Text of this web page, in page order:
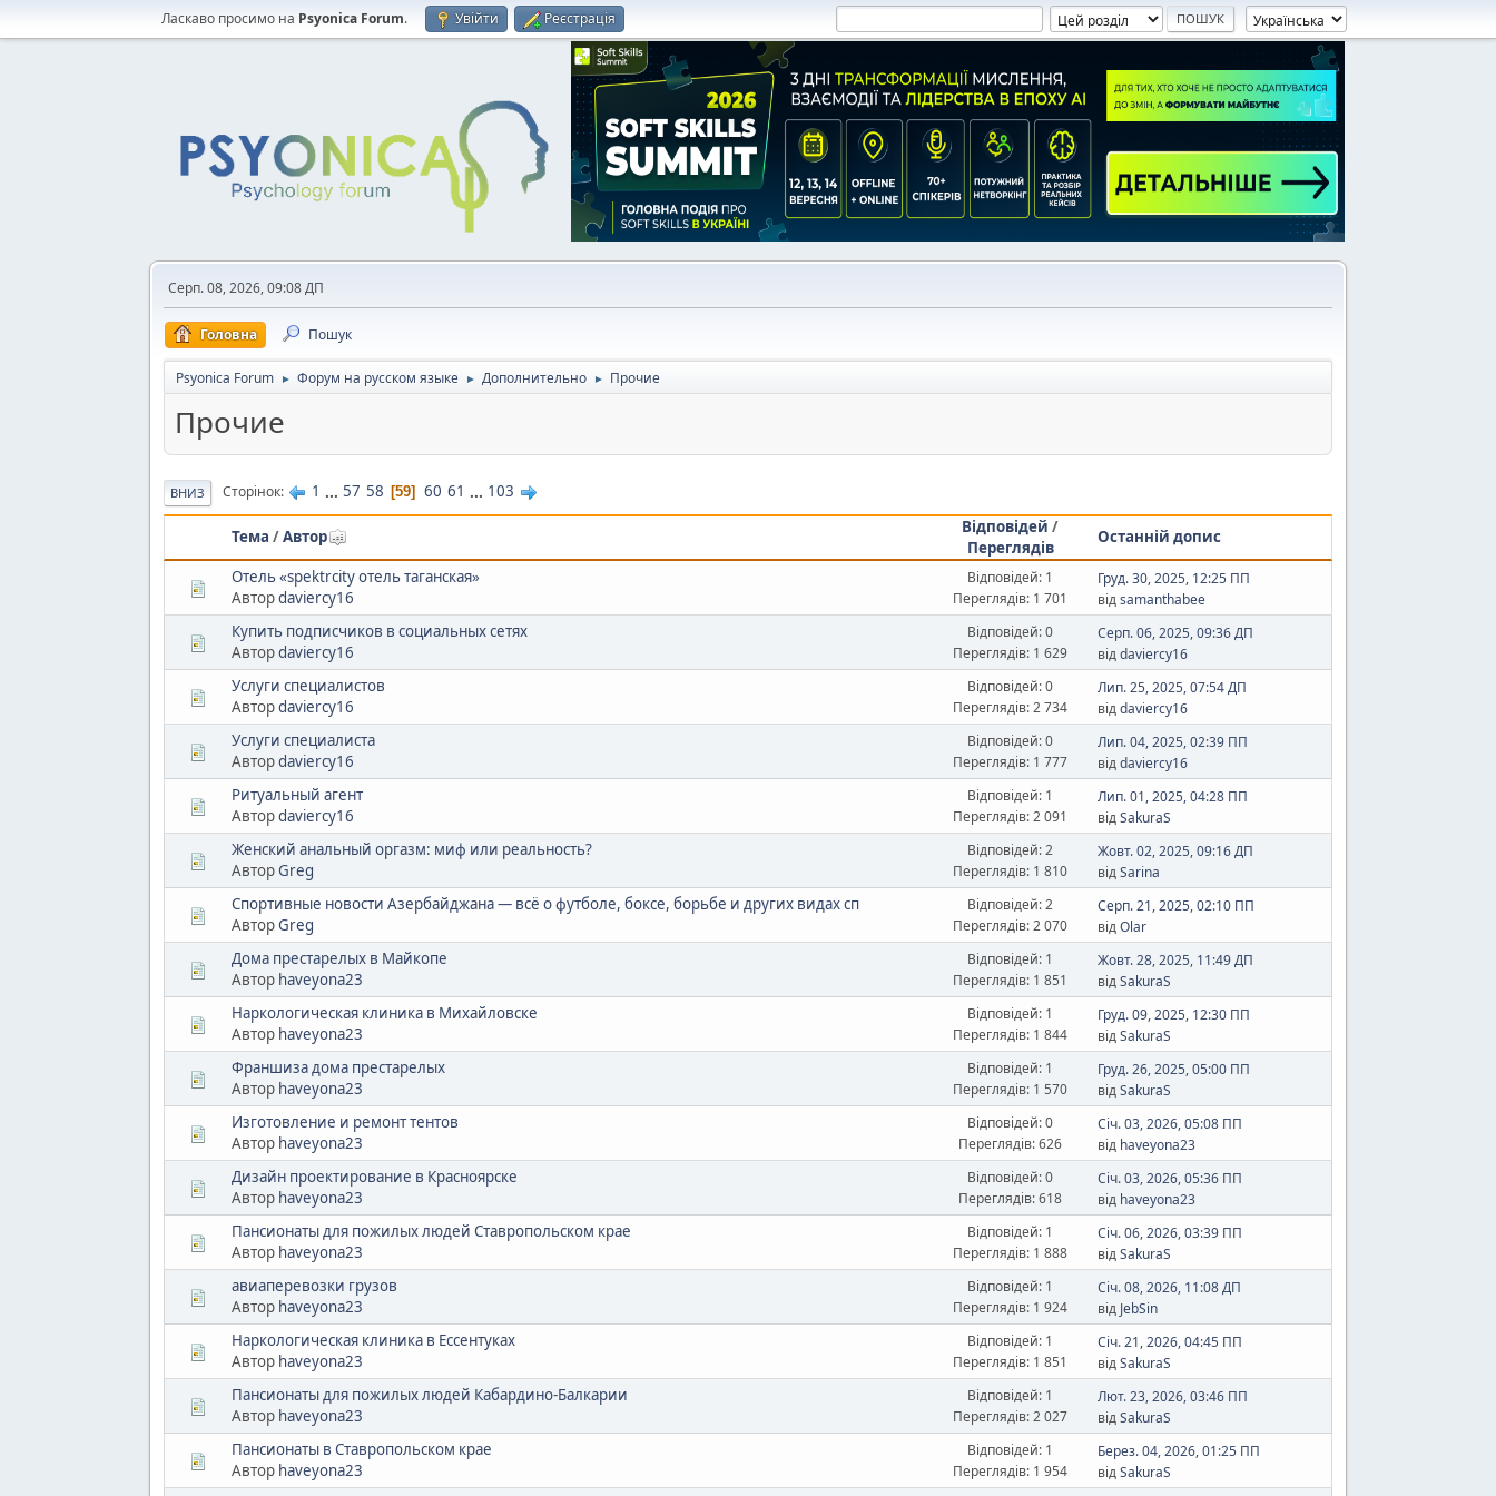
Ласкаво просимо на Psyonica Forum. Увійти Реєстрація
Серп. 08, 2026, 09:08 ДП
Головна Пошук
Psyonica Forum ► Форум на русском языке ► Дополнительно ► Прочие
Прочие
ВНИЗ Сторінок 1 ... 57 58 59 60 61 ... 103
Тема /Автор
Відповідей /
Переглядів
Останній допис
Отель «spektrcity отель таганская»
Авторdaviercy16
Відповідей: 1
Переглядів: 1 701
Груд. 30, 2025, 12:25 ПП
відsamanthabee
Купить подписчиков в социальных сетях
Авторdaviercy16
Відповідей: 0
Переглядів: 1 629
Серп. 06, 2025, 09:36 ДП
відdaviercy16
Услуги специалистов
Авторdaviercy16
Відповідей: 0
Переглядів: 2 734
Лип. 25, 2025, 07:54 ДП
відdaviercy16
Услуги специалиста
Авторdaviercy16
Відповідей: 0
Переглядів: 1 777
Лип. 04, 2025, 02:39 ПП
відdaviercy16
Ритуальный агент
Авторdaviercy16
Відповідей: 1
Переглядів: 2 091
Лип. 01, 2025, 04:28 ПП
відSakuraS
Женский анальный оргазм: миф или реальность?
АвторGreg
Відповідей: 2
Переглядів: 1 810
Жовт. 02, 2025, 09:16 ДП
відSarina
Спортивные новости Азербайджана — всё о футболе, боксе, борьбе и других видах сп
АвторGreg
Відповідей: 2
Переглядів: 2 070
Серп. 21, 2025, 02:10 ПП
відOlar
Дома престарелых в Майкопе
Автор haveyona23
Відповідей: 1
Переглядів: 1 851
Жовт. 28, 2025, 11:49 ДП
відSakuraS
Наркологическая клиника в Михайловске
Автор haveyona23
Відповідей: 1
Переглядів: 1 844
Груд. 09, 2025, 12:30 ПП
відSakuraS
Франшиза дома престарелых
Автор haveyona23
Відповідей: 1
Переглядів: 1 570
Груд. 26, 2025, 05:00 ПП
відSakuraS
Изготовление и ремонт тентов
Автор haveyona23
Відповідей: 0
Переглядів: 626
Січ. 03, 2026, 05:08 ПП
від haveyona23
Дизайн проектирование в Красноярске
Автор haveyona23
Відповідей: 0
Переглядів: 618
Січ. 03, 2026, 05:36 ПП
від haveyona23
Пансионаты для пожилых людей Ставропольском крае
Автор haveyona23
Відповідей: 1
Переглядів: 1 888
Січ. 06, 2026, 03:39 ПП
відSakuraS
авиаперевозки грузов
Автор haveyona23
Відповідей: 1
Переглядів: 1 924
Січ. 08, 2026, 11:08 ДП
від JebSin
Наркологическая клиника в Ессентуках
Автор haveyona23
Відповідей: 1
Переглядів: 1 851
Січ. 21, 2026, 04:45 ПП
відSakuraS
Пансионаты для пожилых людей Кабардино-Балкарии
Автор haveyona23
Відповідей: 1
Переглядів: 2 027
Лют. 23, 2026, 03:46 ПП
відSakuraS
Пансионаты в Ставропольском крае
Автор haveyona23
Відповідей: 1
Переглядів: 1 954
Берез. 04, 2026, 01:25 ПП
відSakuraS